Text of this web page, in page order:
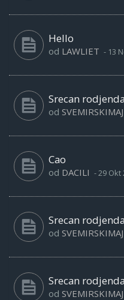
Hello
od LAWLIET - 13
Srecan
od
Cao
od DACILI -29 Okt
Srecan
od
Srecan
od